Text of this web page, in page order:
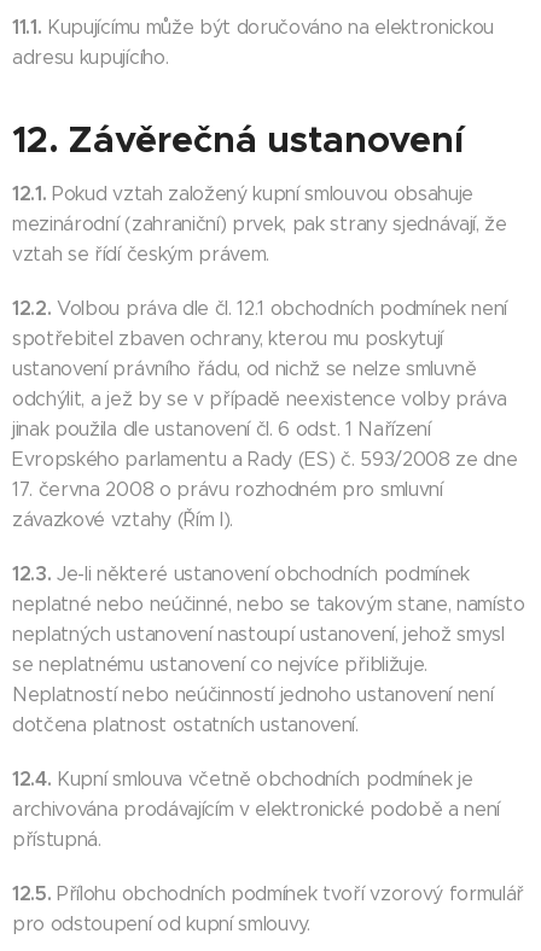
11.1. Kupujícímu může být doručováno na elektronickou
adresu kupujícího.
12. Závěrečná ustanovení
12.1.Pokud vztah založený kupní smlouvou obsahuje
mezinárodní (zahraniční) prvek, pak strany sjednávají, že
vztah se řídí českým právem.
12.2.Volbou práva dle čl. 12.1 obchodních podmínek není
spotřebitel zbaven ochrany, kterou mu poskytují
ustanovení právního řádu, od nichž se nelze smluvně
odchýlit, a jež by se v případě neexistence volby práva
jinak použila dle ustanovení čl. 6 odst. 1 Nařízení
Evropského parlamentu a Rady (ES) č. 593/2008 ze dne
17. června 2008 o právu rozhodném pro smluvní
závazkové vztahy (Řím I).
12.3.Je-li některé ustanovení obchodních podmínek
neplatné nebo neúčinné, nebo se takovým stane, namísto
neplatných ustanovení nastoupí ustanovení, jehož smysl
se neplatnému ustanovení co nejvíce přibližuje.
Neplatností nebo neúčinností jednoho ustanovení není
dotčena platnost ostatních ustanovení.
12.4. Kupní smlouva včetně obchodních podmínek je
archivována prodávajícím v elektronické podobě a není
přístupná.
12.5.Přílohu obchodních podmínek tvoří vzorový formulář
pro odstoupení od kupní smlouvy.